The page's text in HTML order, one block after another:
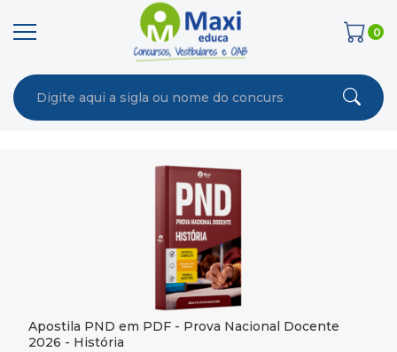
0
Apostila PND em PDF - Prova Nacional Docente
2026 - História